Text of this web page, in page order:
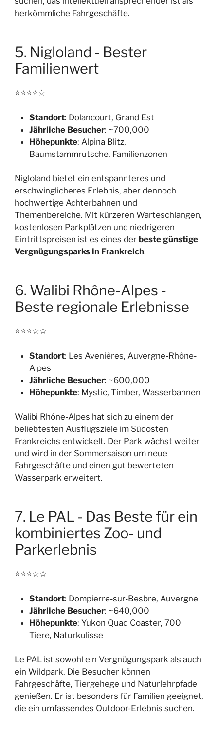
herkömmliche Fahrgeschäfte.
5. Nigloland - Bester
Familienwert
⭐⭐⭐⭐☆
Standort: Dolancourt, Grand Est
Jährliche Besucher: ~700,000
Höhepunkte: Alpina Blitz,
Baumstammrutsche, Familienzonen
Nigloland bietet ein entspannteres und
erschwinglicheres Erlebnis, aber dennoch
hochwertige Achterbahnen und
Themenbereiche. Mit kürzeren Warteschlangen,
kostenlosen Parkplätzen und niedrigeren
Eintrittspreisen ist es eines der beste günstige
Vergnügungsparks in Frankreich.
6. Walibi Rhône-Alpes -
Beste regionale Erlebnisse
⭐⭐⭐☆☆
Standort: Les Avenières, Auvergne-Rhône-
Alpes
Jährliche Besucher: ~600,000
Höhepunkte: Mystic, Timber, Wasserbahnen
Walibi Rhône-Alpes hat sich zu einem der
beliebtesten Ausflugsziele im Südosten
Frankreichs entwickelt. Der Park wächst weiter
und wird in der Sommersaison um neue
Fahrgeschäfte und einen gut bewerteten
Wasserpark erweitert.
7. Le PAL - Das Beste für ein
kombiniertes Zoo- und
Parkerlebnis
⭐⭐⭐☆☆
Standort: Dompierre-sur-Besbre, Auvergne
Jährliche Besucher: ~640,000
Höhepunkte: Yukon Quad Coaster, 700
Tiere, Naturkulisse
Le PAL ist sowohl ein Vergnügungspark als auch
ein Wildpark. Die Besucher können
Fahrgeschäfte, Tiergehege und Naturlehrpfade
genießen. Er ist besonders für Familien geeignet,
die ein umfassendes Outdoor-Erlebnis suchen.